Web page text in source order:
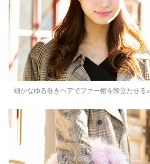
細かなゆる巻きヘアでファー帽を際立たせる♪